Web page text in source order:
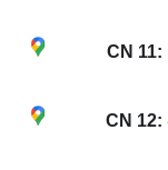
CN 11:
CN 12: